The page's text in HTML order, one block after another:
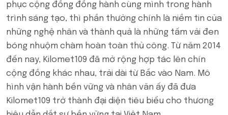
phục cộng đồng đồng hành cùng mình trong hành
trình sáng tạo, thì phần thưởng chính là niềm tin của
những nghệ nhân và thành quả là những tấm vải đen
bóng nhuộm chàm hoàn toàn thủ công. Từ năm 2014
đến nay, Kilomet109 đã mở rộng hợp tác lên chín
cộng đồng khác nhau, trải dài từ Bắc vào Nam. Mô
hình vận hành bền vững và nhân văn ấy đã đưa
Kilomet109 trở thành đại diện tiêu biểu cho thương